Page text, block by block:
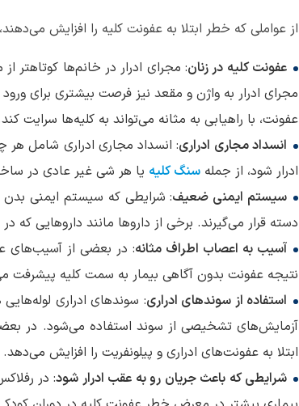
از عواملی که خطر ابتلا به عفونت کلیه را افزایش
عفونت کلیه در زنان: مجرای ادرار در خانم‌ها کوتاهتر
مجرای ادرار به واژن و مقعد نیز فرصت بیشتری برای
عفونت، با راهیابی به مثانه می‌تواند به کلیه‌ها سرایت
انسداد مجاری ادراری: انسداد مجاری ادراری شامل
ادرار شود، از جمله سنگ کلیه یا هر شی غیر عادی در
سیستم ایمنی ضعیف
دسته قرار می‌گیرند. برخی از داروها مانند داروهایی که
آسیب به اعصاب اطراف مثانه: در بعضی از آسیب‌های
نتیجه عفونت بدون آگاهی بیمار به سمت کلیه پیشرفت
استفاده از سوندهای ادراری: سوندهای ادراری
آزمایش‌های تشخیصی از سوند استفاده می‌شود. در
ابتلا به عفونت‌های ادراری و پیلونفریت را افزایش می‌دهد.
شرایطی که باعث جریان رو به عقب ادرار شود: در